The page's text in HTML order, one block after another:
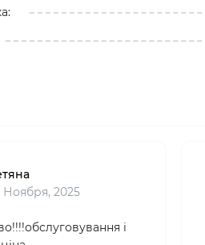
Ноября, 2025
і